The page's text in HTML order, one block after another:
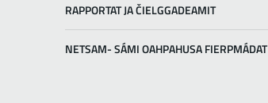
RAPPORTAT JA ČIELGGADEAMIT
NETSAM- SÁMI OAHPAHUSA FIERPMÁDAT